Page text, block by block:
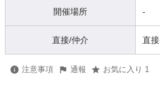
開催場所 -
直接/仲介 直接
注意事項 通報 お気に入り 1